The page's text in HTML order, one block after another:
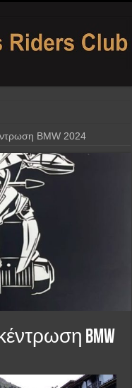
BMW 2024
BMW